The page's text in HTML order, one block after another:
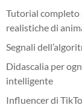
Tutorial completo
realistiche di
Segnali
Didascalia per
intelligente
Influencer di